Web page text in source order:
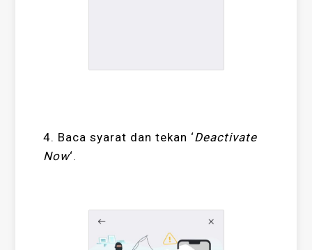
4. Baca syarat dan tekan ‘Deactivate
Now‘.